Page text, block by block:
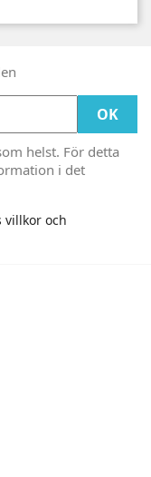
helst. För detta
i det
villkor och